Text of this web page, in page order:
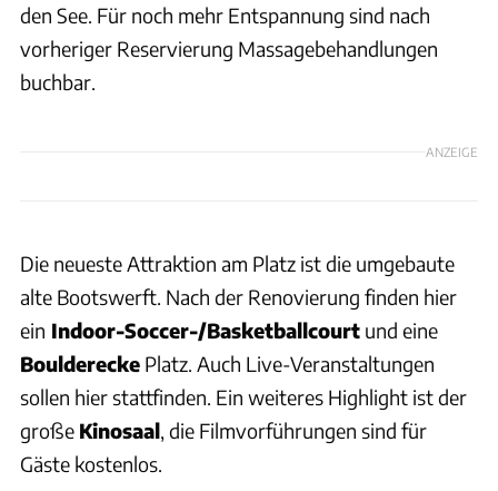
den See. Für noch mehr Entspannung sind nach
vorheriger Reservierung Massagebehandlungen
buchbar.
ANZEIGE
Die neueste Attraktion am Platz ist die umgebaute
alte Bootswerft. Nach der Renovierung finden hier
ein Indoor-Soccer-/Basketballcourt und eine
Boulderecke Platz. Auch Live-Veranstaltungen
sollen hier stattfinden. Ein weiteres Highlight ist der
große Kinosaal, die Filmvorführungen sind für
Gäste kostenlos.